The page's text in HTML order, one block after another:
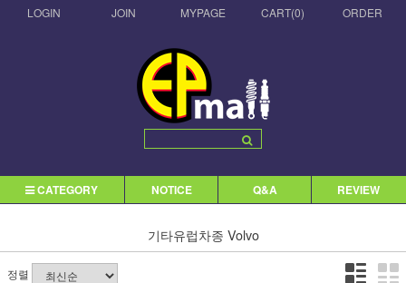
LOGIN JOIN MYPAGE CART(0) ORDER
CATEGORY NOTICE Q&A REVIEW
기타유럽차종 Volvo
정렬